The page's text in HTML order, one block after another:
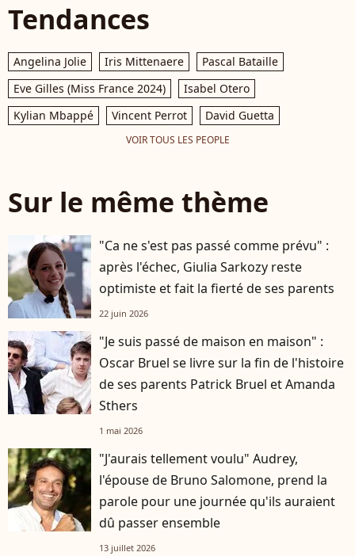
Tendances
Angelina Jolie Iris Mittenaere
Pascal Bataille
Eve Gilles (Miss France 2024)
Isabel Otero
Kylian Mbappé
Vincent Perrot David Guetta
VOIR TOUS LES PEOPLE
Sur le même thème
"Ca ne s'est pas passé comme prévu" :
après l'échec, Giulia Sarkozy reste
optimiste et fait la fierté de ses parents
22 juin 2026
"Je suis passé de maison en maison" :
Oscar Bruel se livre sur la fin de l'histoire
de ses parents Patrick Bruel et Amanda
Sthers
1 mai 2026
"J'aurais tellement voulu" Audrey,
l'épouse de Bruno Salomone, prend la
parole pour une journée qu'ils auraient
dû passer ensemble
13 juillet 2026